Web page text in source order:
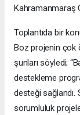
Kahramanmaraş
Toplantıda bir
Boz projenin çok
şunları söyledi;
destekleme
desteği sağlandı.
sorumluluk